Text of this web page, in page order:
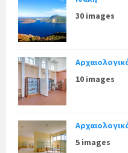
30 images
10 images
5 images